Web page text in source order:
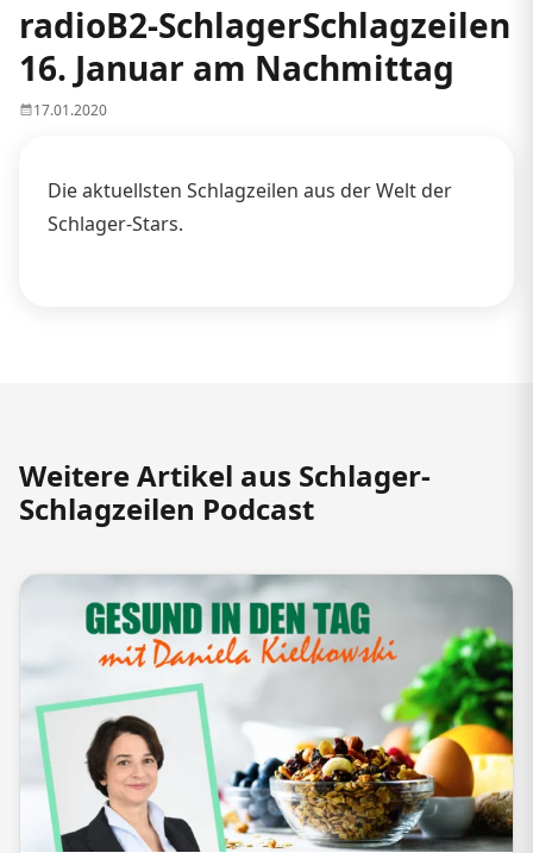
radioB2-SchlagerSchlagzeilen
16. Januar am Nachmittag
17.01.2020
Die aktuellsten Schlagzeilen aus der Welt der
Schlager-Stars.
Weitere Artikel aus Schlager-
Schlagzeilen Podcast